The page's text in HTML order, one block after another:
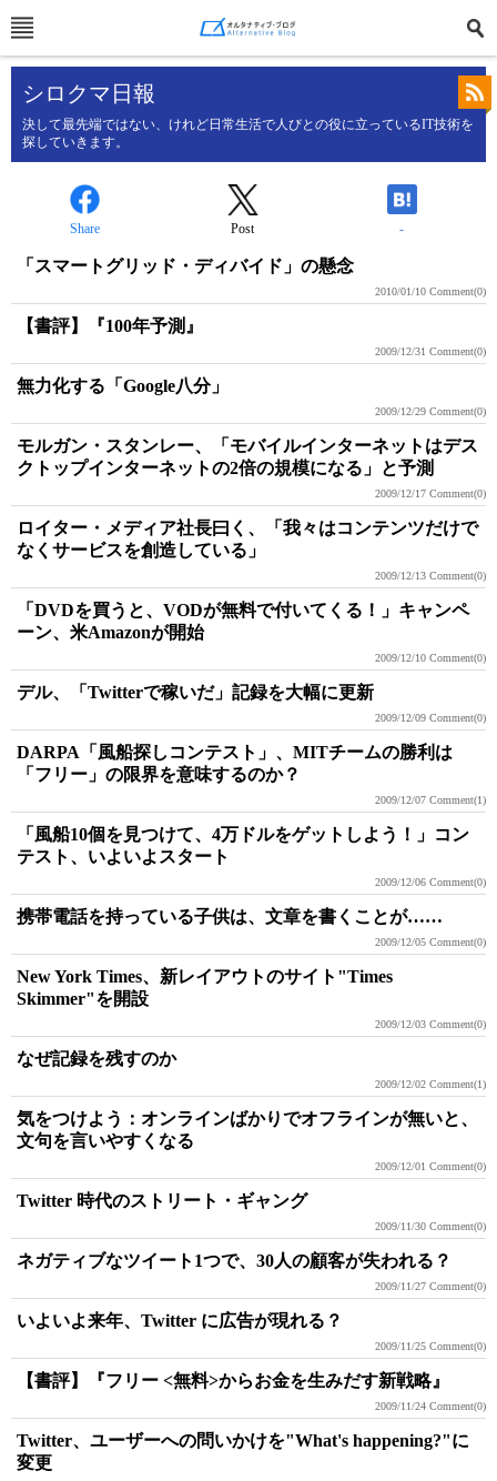
シロクマ日報
決して最先端ではない、けれど日常生活で人びとの役に立っているIT技術を
探していきます。
Share Post -
「スマートグリッド・ディバイド」の懸念
2010/01/10 Comment(0)
【書評】『100年予測』
2009/12/31 Comment(0)
無力化する「Google八分」
2009/12/29 Comment(0)
モルガン・スタンレー、「モバイルインターネットはデス
クトップインターネットの2倍の規模になる」と予測
2009/12/17 Comment(0)
ロイター・メディア社長曰く、「我々はコンテンツだけで
なくサービスを創造している」
2009/12/13 Comment(0)
「DVDを買うと、VODが無料で付いてくる！」キャンペ
ーン、米Amazonが開始
2009/12/10 Comment(0)
デル、「Twitterで稼いだ」記録を大幅に更新
2009/12/09 Comment(0)
DARPA「風船探しコンテスト」、MITチームの勝利は
「フリー」の限界を意味するのか？
2009/12/07 Comment(1)
「風船10個を見つけて、4万ドルをゲットしよう！」コン
テスト、いよいよスタート
2009/12/06 Comment(0)
携帯電話を持っている子供は、文章を書くことが……
2009/12/05 Comment(0)
New York Times、新レイアウトのサイト"Times
Skimmer"を開設
2009/12/03 Comment(0)
なぜ記録を残すのか
2009/12/02 Comment(1)
気をつけよう：オンラインばかりでオフラインが無いと、
文句を言いやすくなる
2009/12/01 Comment(0)
Twitter 時代のストリート・ギャング
2009/11/30 Comment(0)
ネガティブなツイート1つで、30人の顧客が失われる？
2009/11/27 Comment(0)
いよいよ来年、Twitter に広告が現れる？
2009/11/25 Comment(0)
【書評】『フリー <無料>からお金を生みだす新戦略』
2009/11/24 Comment(0)
Twitter、ユーザーへの問いかけを"What's happening?"に
変更